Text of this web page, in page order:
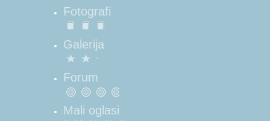
Fotografi
Galerija
Forum
Mali oglasi